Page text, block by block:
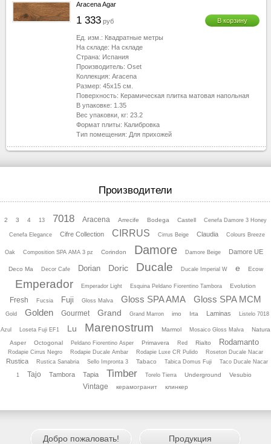
Aracena Agar
1 333 руб В корзину
Ед. изм.: Квадратные метры
На складе: На складе
Страна: Испания
Производитель: Oset
Коллекция: Aracena
Размер: 45x15 см.
Поверхность: Керамическая плитка матовая напольная
В упаковке: 1.35
Вес упаковки, кг: 23.2
Формат плиты: Калибровка
Тип помещения: Для прихожей
Производители
2 3 4 13 7018 Aracena Arrecife Bodega Castell Cenefa Damore 3 Honey
Cenefa Elegance Cifre Collection CIRRUS Cirrus Beige Claudia Colours Breeze
Oak Composition SPA AMA 3 pz Corindon Damore Damore Beige Damore UE
Deco Ma Decor Cafe Dorian Doric Ducale Ducale Imperial W e Ecow
Emperador Emperador Light Esquina Peldano Fiorentino Tambora Evolution
Fresh Fucsia Fuji Gloss Malva Gloss SPA AMA Gloss SPA MCM
Gold Golden Gourmet Grand Grand Marron imo Irta Laminas Listelo 7018
Azul Loseta Fuji EF1 Lu Marenostrum Marmol Mosaico Gloss Malva
Natura
Asper
Octogonal Peldano Fiorentino Asper Primavera Red Rialto Rodamanto
Rodapie Cirrus Negro Rodapie Ducale Ambar Rodapie Luхe CR Pulido Roseton Ducale Nacar
Rustica Rustica Sanabria Sello Impronta 3 Tabaco Tabica Domus Fuji Taco Ducale Nacar
1 Tajo Tambora Tapia Timber Torelo Tierra Underground Vesubio
Vintage керамогранит клинкер
Добро пожаловать! Продукция